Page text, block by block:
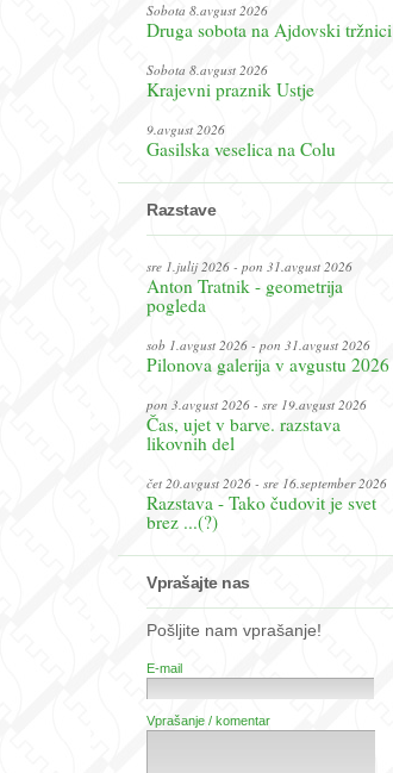
Sobota 8.avgust 2026
Druga sobota na Ajdovski tržnici
Sobota 8.avgust 2026
Krajevni praznik Ustje
9.avgust 2026
Gasilska veselica na Colu
Razstave
sre 1.julij 2026 - pon 31.avgust 2026
Anton Tratnik - geometrija
pogleda
sob 1.avgust 2026 - pon 31.avgust 2026
Pilonova galerija v avgustu 2026
pon 3.avgust 2026 - sre 19.avgust 2026
Čas, ujet v barve. razstava
likovnih del
čet 20.avgust 2026 - sre 16.september 2026
Razstava - Tako čudovit je svet
brez ...(?)
Vprašajte nas
Pošljite nam vprašanje!
E-mail
Vprašanje / komentar